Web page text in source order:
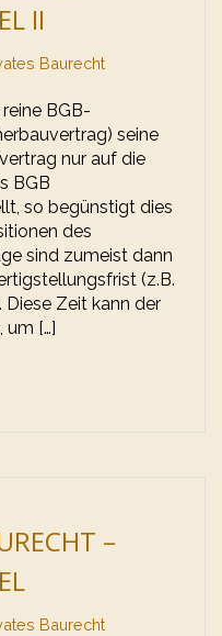
II
Baurecht
BGB-
seine
nur auf die
BGB
so begünstigt dies
des
sind zumeist dann
(z.B.
Zeit kann der
um […]
–
Baurecht